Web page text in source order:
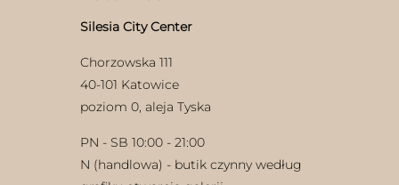
Silesia City Center
Chorzowska 111
40-101 Katowice
poziom 0, aleja Tyska
PN - SB 10:00 - 21:00
N (handlowa) - butik czynny według